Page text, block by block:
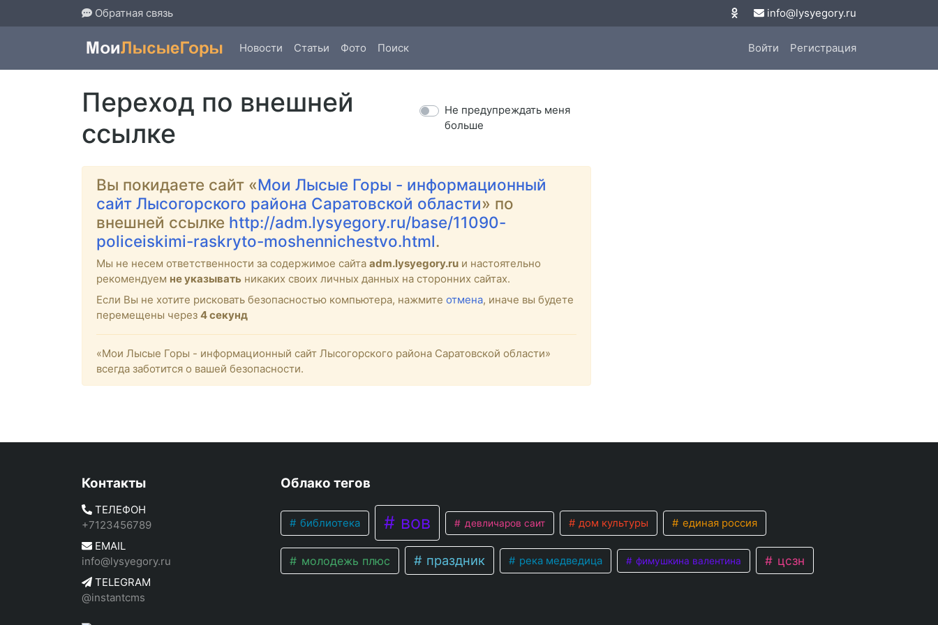
Обратная связь info@lysyegory.ru
Новости Статьи Фото Поиск Войти Регистрация
Переход по внешней
ссылке
Не предупреждать меня
больше
Вы покидаете сайт «Мои Лысые Горы - информационный
сайт Лысогорского района Саратовской области» по
внешней ссылке http://adm.lysyegory.ru/base/11090-
policeiskimi-raskryto-moshennichestvo.html.
Мы не несем ответственности за содержимое сайта adm.lysyegory.ru и настоятельно
рекомендуем не указывать никаких своих личных данных на сторонних сайтах.
Если Вы не хотите рисковать безопасностью компьютера, нажмите отмена, иначе вы будете
перемещены через 4секунд
«Мои Лысые Горы - информационный сайт Лысогорского района Саратовской области»
всегда заботится о вашей безопасности.
Контакты
ТЕЛЕФОН
+7123456789
EMAIL
info@lysyegory.ru
TELEGRAM
@instantcms
Облако тегов
библиотека вов девличаров саит дом культуры единая россия
молодежь плюс праздник река медведица фимушкина валентина цсзн